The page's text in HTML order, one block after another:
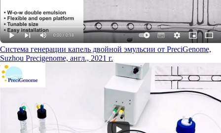
Система генерации капель двойной эмульсии от PreciGenome,
Suzhou Precigenome, англ., 2021 г.